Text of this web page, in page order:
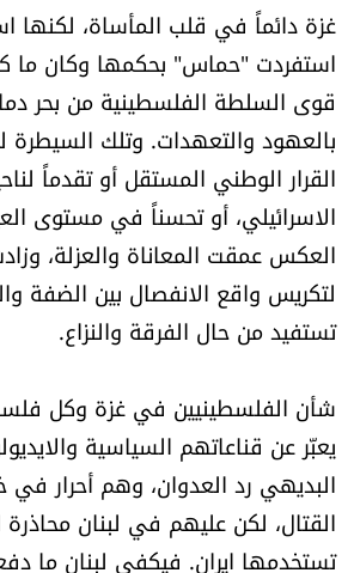
للتاريخ
فيديو
من نحن
للتواصل معنا
شروط الاستخدام
solutions by
غزة دائماً في قلب المأساة، لكنها
استفردت "حماس" بحكمها وكان ما
قوى السلطة الفلسطينية من بحر
بالعهود والتعهدات. وتلك
القرار الوطني المستقل أو تقدماً
الاسرائيلي، أو تحسناً في مستوى
العكس عمقت المعاناة والعزلة،
لتكريس واقع الانفصال بين الضفة
تستفيد من حال الفرقة والنزاع.
شأن الفلسطينيين في غزة وكل
يعبّر عن قناعاتهم السياسية
البديهي رد العدوان، وهم أحرار في
القتال، لكن عليهم في لبنان محاذرة
تستخدمها ايران. فيكفي لبنان ما